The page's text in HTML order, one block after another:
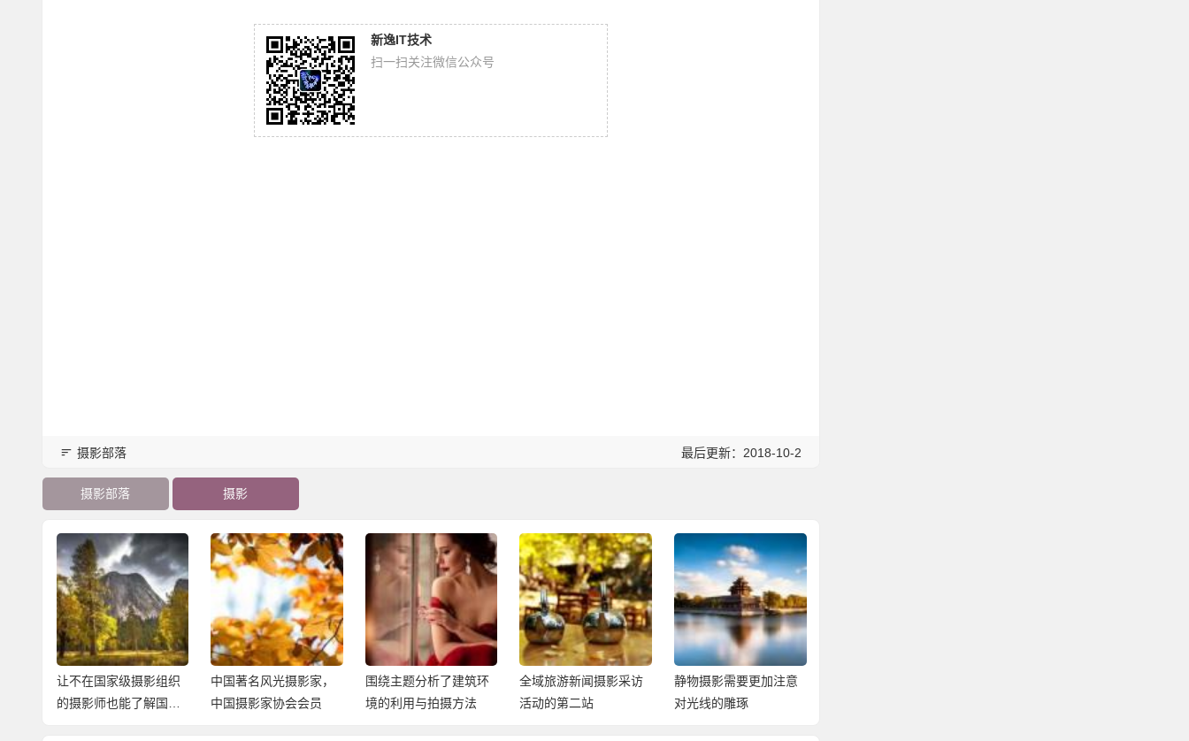
新逸IT技术
扫一扫关注微信公众号
摄影部落 最后更新：2018-10-2
摄影部落 摄影
中国著名风光摄影家，
中国摄影家协会会员
围绕主题分析了建筑环
境的利用与拍摄方法
全域旅游新闻摄影采访
活动的第二站
静物摄影需要更加注意
对光线的雕琢
成熟和不成熟的文明在
这里留下重要的门槛